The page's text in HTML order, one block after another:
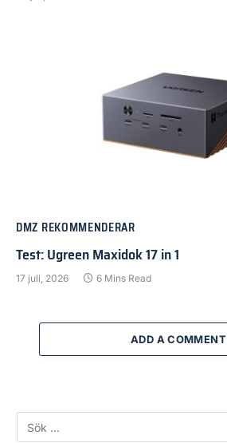
DMZ REKOMMENDERAR
Test: Ugreen Maxidok 17 in 1
17 juli, 2026 6 Mins Read
ADD A COMMENT